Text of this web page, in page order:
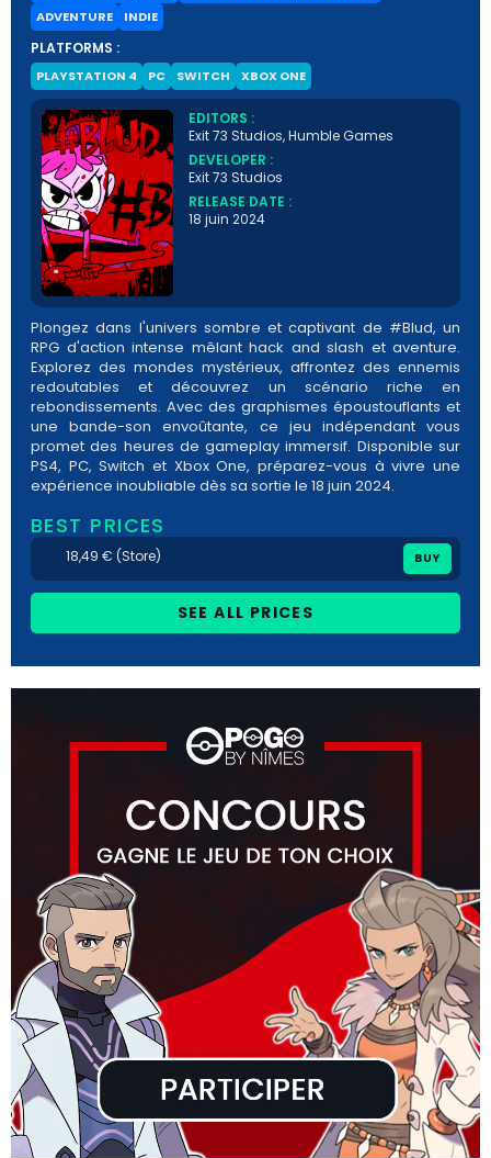
ADVENTURE
INDIE
PLATFORMS :
PLAYSTATION 4 PC SWITCH XBOX ONE
EDITORS :
Exit 73 Studios, Humble Games
DEVELOPER :
Exit 73 Studios
RELEASE DATE :
18 juin 2024
Plongez dans l'univers sombre et captivant de #Blud, un
RPG d'action intense mêlant hack and slash et aventure.
Explorez des mondes mystérieux, affrontez des ennemis
redoutables et découvrez un scénario riche en
rebondissements. Avec des graphismes époustouflants et
une bande-son envoûtante, ce jeu indépendant vous
promet des heures de gameplay immersif. Disponible sur
PS4, PC, Switch et Xbox One, préparez-vous à vivre une
expérience inoubliable dès sa sortie le 18 juin 2024.
BEST PRICES
18,49 € (Store) BUY
SEE ALL PRICES